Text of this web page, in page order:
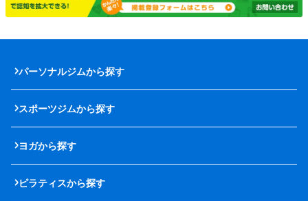
パーソナルジムから探す
スポーツジムから探す
ヨガから探す
ピラティスから探す